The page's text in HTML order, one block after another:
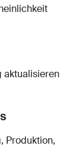
aktualisieren
Produktion,